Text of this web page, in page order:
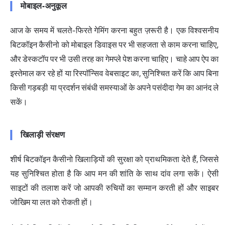
मोबाइल-अनुकूल
आज के समय में चलते-फिरते गेमिंग करना बहुत ज़रूरी है। एक विश्वसनीय
बिटकॉइन कैसीनो को मोबाइल डिवाइस पर भी सहजता से काम करना चाहिए,
और डेस्कटॉप पर भी उसी तरह का गेमप्ले पेश करना चाहिए। चाहे आप ऐप का
इस्तेमाल कर रहे हों या रिस्पॉन्सिव वेबसाइट का, सुनिश्चित करें कि आप बिना
किसी गड़बड़ी या प्रदर्शन संबंधी समस्याओं के अपने पसंदीदा गेम का आनंद ले
सकें।
खिलाड़ी संरक्षण
शीर्ष बिटकॉइन कैसीनो खिलाड़ियों की सुरक्षा को प्राथमिकता देते हैं, जिससे
यह सुनिश्चित होता है कि आप मन की शांति के साथ दांव लगा सकें। ऐसी
साइटों की तलाश करें जो आपकी रुचियों का सम्मान करती हों और साइबर
जोखिम या लत को रोकती हों।